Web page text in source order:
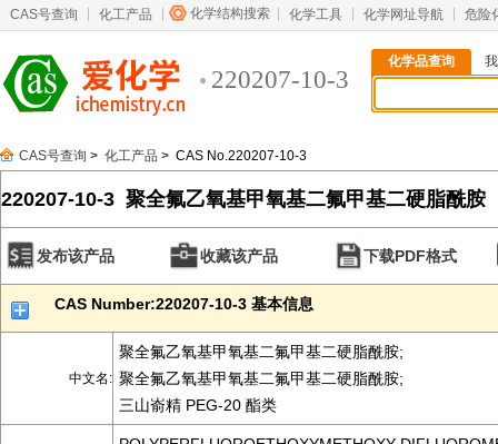
CAS号查询 化工产品 化学结构搜索 化学工具 化学网址导航 危险
220207-10-3
化学品查询
CAS号查询 > 化工产品 > CAS No.220207-10-3
220207-10-3 聚全氟乙氧基甲氧基二氟甲基二硬脂酰胺
发布该产品 收藏该产品 下载PDF格式
CAS Number:220207-10-3 基本信息
中文名:
聚全氟乙氧基甲氧基二氟甲基二硬脂酰胺;
聚全氟乙氧基甲氧基二氟甲基二硬脂酰胺;
三山嵛精 PEG-20 酯类